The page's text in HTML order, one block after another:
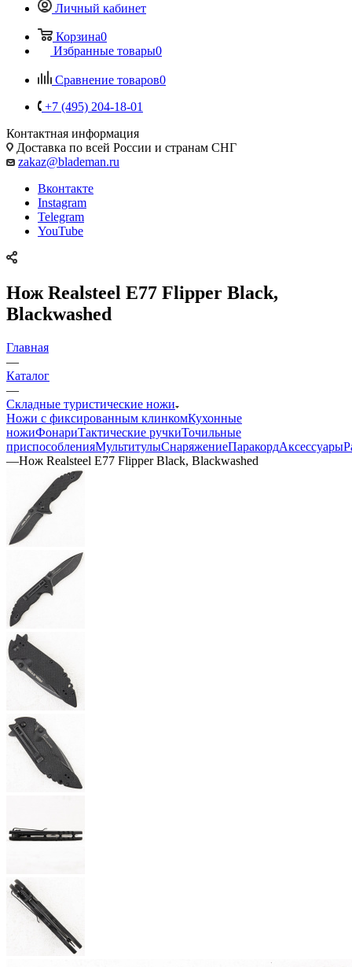
Личный кабинет
Корзина0
Избранные товары0
Сравнение товаров0
+7 (495) 204-18-01
Контактная информация
Доставка по всей России и странам СНГ
zakaz@blademan.ru
Вконтакте
Instagram
Telegram
YouTube
Нож Realsteel E77 Flipper Black,
Blackwashed
Главная
—
Каталог
—
Складные туристические ножи
Ножи с фиксированным клинкомКухонные
ножиФонариТактические ручкиТочильные
приспособленияМультитулыСнаряжениеПаракордАксессуары
—Нож Realsteel E77 Flipper Black, Blackwashed